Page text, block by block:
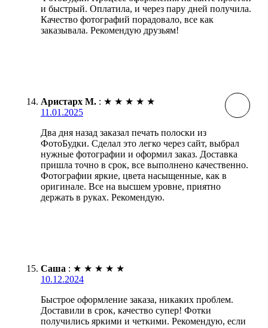
и быстрый. Оплатила, и через пару дней получила.
Качество фотографий порадовало, все как
заказывала. Рекомендую друзьям!
Аристарх М. : ★ ★ ★ ★ ★
11.01.2025
Два дня назад заказал печать полоски из
ФотоБудки. Сделал это легко через сайт, выбрал
нужные фотографии и оформил заказ. Доставка
пришла точно в срок, все выполнено качественно.
Фотографии яркие, цвета насыщенные, как в
оригинале. Все на высшем уровне, приятно
держать в руках. Рекомендую.
Саша : ★ ★ ★ ★ ★
10.12.2024
Быстрое оформление заказа, никаких проблем.
Доставили в срок, качество супер! Фотки
получились яркими и четкими. Рекомендую, если